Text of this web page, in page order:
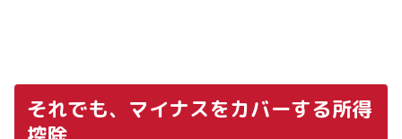
それでも、マイナスをカバーする所得